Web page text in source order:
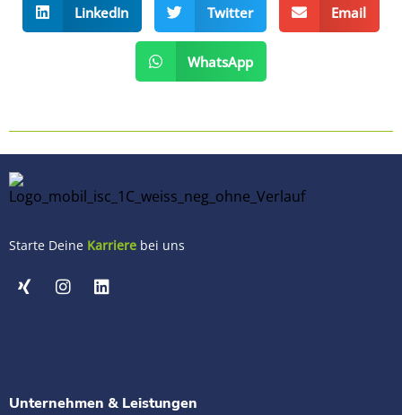
LinkedIn Twitter Email
WhatsApp
Starte Deine Karriere bei uns
Unternehmen & Leistungen